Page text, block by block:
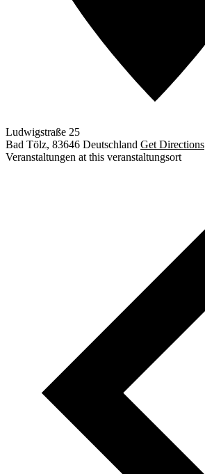
Ludwigstraße 25
Bad Tölz, 83646 Deutschland Get Directions
Veranstaltungen at this veranstaltungsort